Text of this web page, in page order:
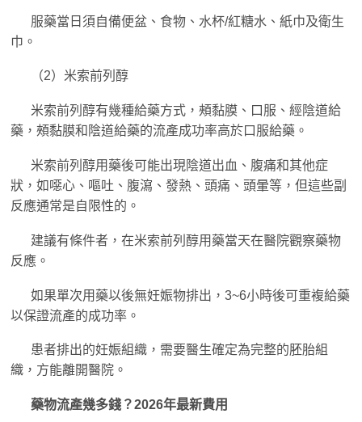
服藥當日須自備便盆、食物、水杯/紅糖水、紙巾及衛生
巾。
（2）米索前列醇
米索前列醇有幾種給藥方式，頰黏膜、口服、經陰道給
藥，頰黏膜和陰道給藥的流產成功率高於口服給藥。
米索前列醇用藥後可能出現陰道出血、腹痛和其他症
狀，如噁心、嘔吐、腹瀉、發熱、頭痛、頭暈等，但這些副
反應通常是自限性的。
建議有條件者，在米索前列醇用藥當天在醫院觀察藥物
反應。
如果單次用藥以後無妊娠物排出，3~6小時後可重複給藥
以保證流產的成功率。
患者排出的妊娠組織，需要醫生確定為完整的胚胎組
織，方能離開醫院。
藥物流產幾多錢？2026年最新費用